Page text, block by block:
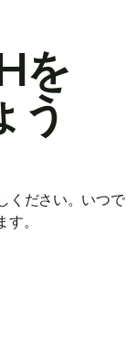
を
う
ください。いつ
。